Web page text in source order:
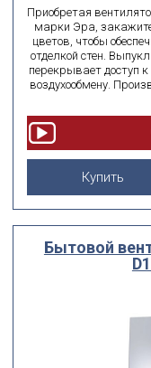
Приобретая
марки Эра,
цветов, чтобы
отделкой стен.
перекрывает доступ
воздухообмену.
Купить
Бытовой